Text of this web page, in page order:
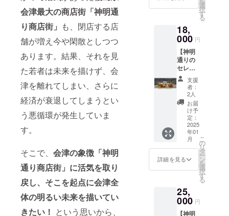
会津最大の商店街「神明通
り商店街」 も、閉店する店
舗が増え今や閑散としつつ
あります。結果、それを見
た若者は未来を描けず、会
津を離れてしまい、さらに
経済が衰退してしまうとい
う悪循環が発生していま
す。
そこで、 会津の象徴「神明
通り商店街」に活気を取り
戻し、そこを起点に会津全
体の明るい未来を描いてい
きたい！ という思いから、
掲載を
れるお
名前を
ご記入
くださ
い
必ず備
希望さ
れるお
名前を
ご記入
くださ
い。
暮らし
れる様
なアイ
テム、
地元の
郷土
品、食
品など
も販売
するラ
イフス
タイル
セレク
ショッ
プで
開業サ
ポー
公式
webサ
イトに
リー
ブック
支援頂
いた方
のお名
前
（ニッ
クネー
ム）を
掲載し
ます（※
ストー
リー
ブック
しま
す） ●
品券に
ついて
・発送
ドー
ル」で
取り扱
う「榮
川 冬の
蔵セッ
ト」を
ご提
供！ ・
開業サ
ポー
ターと
して、
公式
webサ
イトに
ご支援
（ニッ
クネー
ス」】
・神明
はなか
なか行
けない
けど、
応援し
たい！
という
方なら
この
コー
ス！神
明通り
に本社
を置く
老舗
スー
パー
ドー
ル」で
販売す
選
択
す
る
18,
000 円
【神明
通りの
セレク
ト
ショッ
プ AND
PERCE
select
「日常
使いに
オスス
メ！
DURAL
EXセッ
ト」
ス！】
・神明
通りに
支援
者：
2人
お届
け予
定：
2025
年01
月
詳細を見る
こ
の
リ
タ
ー
ン
を
選
択
す
る
25,
000 円
【神明